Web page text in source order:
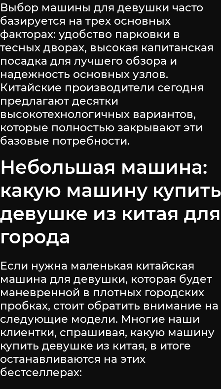
Выбор машины для девушки часто
базируется на трех основных
факторах: удобство парковки в
тесных дворах, высокая капитанская
посадка для лучшего обзора и
надежность основных узлов.
Китайские производители сегодня
предлагают десятки
высокотехнологичных вариантов,
которые полностью закрывают эти
базовые потребности.
Небольшая машина:
какую машину купить
девушке из китая для
города
Если нужна маленькая китайская
машина для девушки, которая будет
маневренной в плотных городских
пробках, стоит обратить внимание на
следующие модели. Многие наши
клиентки, спрашивая, какую машину
купить девушке из китая, в итоге
останавливаются на этих
бестселлерах: